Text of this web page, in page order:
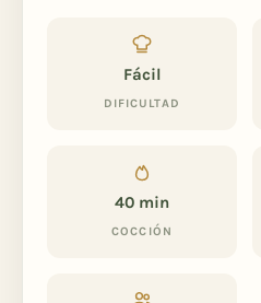
Fácil
DIFICULTAD
40 min
COCCIÓN